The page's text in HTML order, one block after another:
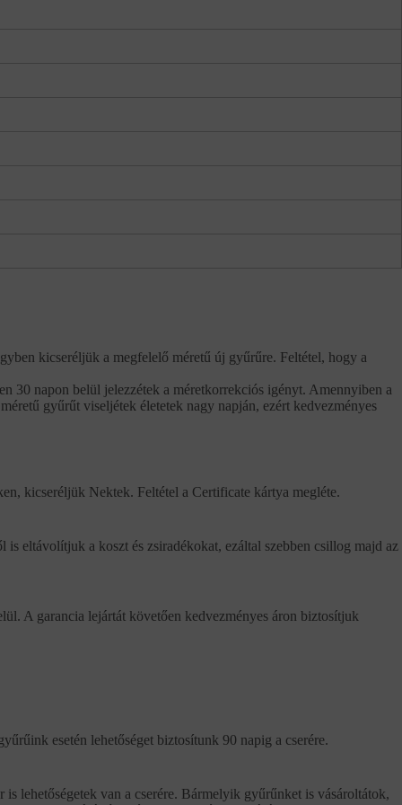
kicseréljük a megfelelő méretű új gyűrűre. Feltétel, hogy a
30 napon belül jelezzétek a méretkorrekciós igényt. Amennyiben a
gyűrűt viseljétek életetek nagy napján, ezért kedvezményes
kicseréljük Nektek. Feltétel a Certificate kártya megléte.
eltávolítjuk a koszt és zsiradékokat, ezáltal szebben csillog majd az
A garancia lejártát követően kedvezményes áron biztosítjuk
esetén lehetőséget biztosítunk 90 napig a cserére.
lehetőségetek van a cserére. Bármelyik gyűrűnket is vásároltátok,